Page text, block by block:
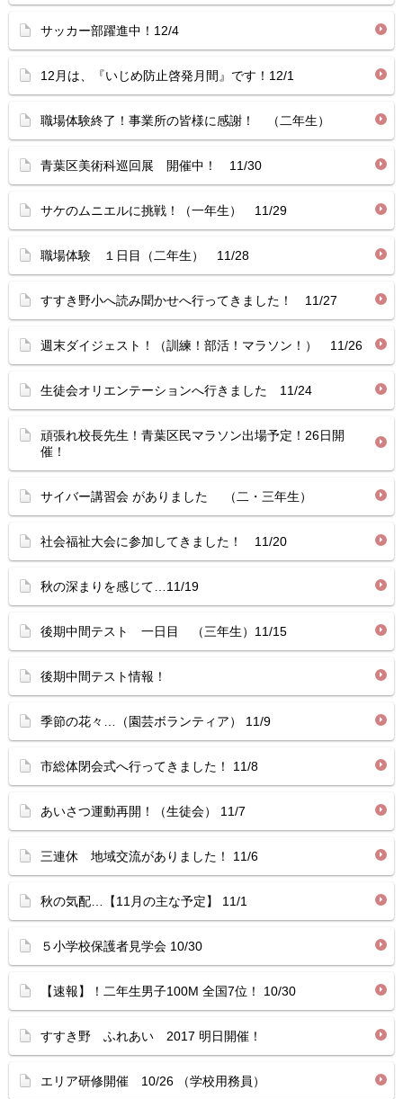
サッカー部躍進中！12/4
12月は、『いじめ防止啓発月間』です！12/1
職場体験終了！事業所の皆様に感謝！ （二年生）
青葉区美術科巡回展 開催中！ 11/30
サケのムニエルに挑戦！（一年生） 11/29
職場体験 １日目（二年生） 11/28
すすき野小へ読み聞かせへ行ってきました！ 11/27
週末ダイジェスト！（訓練！部活！マラソン！） 11/26
生徒会オリエンテーションへ行きました 11/24
頑張れ校長先生！青葉区民マラソン出場予定！26日開
催！
サイバー講習会 がありました （二・三年生）
社会福祉大会に参加してきました！ 11/20
秋の深まりを感じて…11/19
後期中間テスト 一日目 （三年生）11/15
後期中間テスト情報！
季節の花々…（園芸ボランティア） 11/9
市総体閉会式へ行ってきました！ 11/8
あいさつ運動再開！（生徒会） 11/7
三連休 地域交流がありました！ 11/6
秋の気配…【11月の主な予定】 11/1
５小学校保護者見学会 10/30
【速報】！二年生男子100M 全国7位！ 10/30
すすき野 ふれあい 2017 明日開催！
エリア研修開催 10/26 （学校用務員）